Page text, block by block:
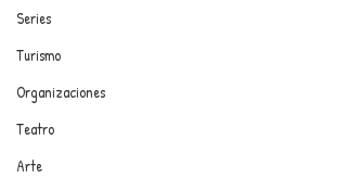
ANUNCIATE CON NOSOTROS
PARA MÁS INFORMACIÓN:
Series
Turismo
Organizaciones
Teatro
Arte